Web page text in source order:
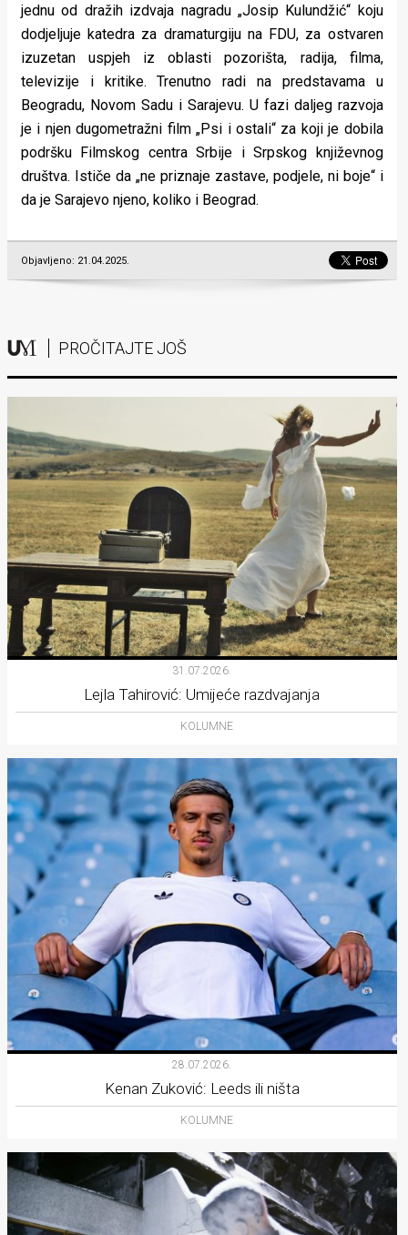
jednu od dražih izdvaja nagradu „Josip Kulundžić“ koju
dodjeljuje katedra za dramaturgiju na FDU, za ostvaren
izuzetan uspjeh iz oblasti pozorišta, radija, filma,
televizije i kritike. Trenutno radi na predstavama u
Beogradu, Novom Sadu i Sarajevu. U fazi daljeg razvoja
je i njen dugometražni film „Psi i ostali“ za koji je dobila
podršku Filmskog centra Srbije i Srpskog književnog
društva. Ističe da „ne priznaje zastave, podjele, ni boje“ i
da je Sarajevo njeno, koliko i Beograd.
Objavljeno: 21.04.2025.
PROČITAJTE JOŠ
31.07.2026.
Lejla Tahirović: Umijeće razdvajanja
KOLUMNE
28.07.2026.
Kenan Zuković: Leeds ili ništa
KOLUMNE